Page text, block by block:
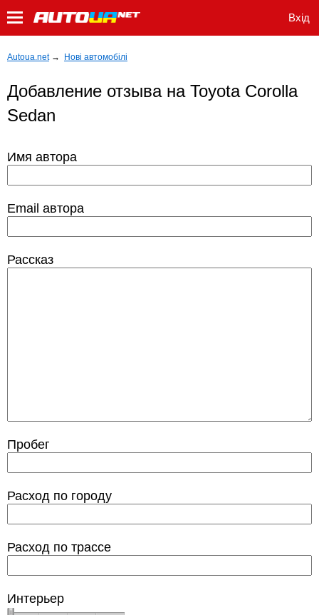
Вхід
Autoua.net → Нові автомобілі
Добавление отзыва на Toyota Corolla
Sedan
Имя автора
Email автора
Рассказ
Пробег
Расход по городу
Расход по трассе
Интерьер